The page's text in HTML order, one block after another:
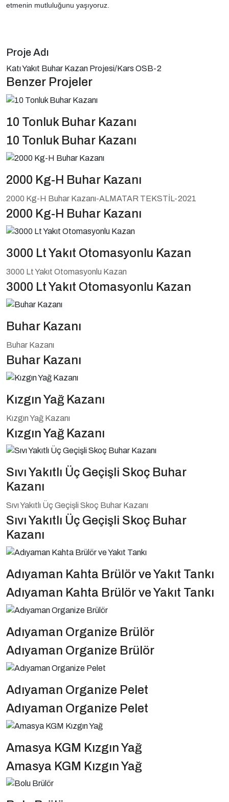
etmenin mutluluğunu yaşıyoruz.
Proje Adı
Katı Yakıt Buhar Kazan Projesi/Kars OSB-2
Benzer Projeler
10 Tonluk Buhar Kazanı
10 Tonluk Buhar Kazanı
2000 Kg-H Buhar Kazanı
2000 Kg-H Buhar Kazanı-ALMATAR TEKSTİL-2021
2000 Kg-H Buhar Kazanı
3000 Lt Yakıt Otomasyonlu Kazan
3000 Lt Yakıt Otomasyonlu Kazan
3000 Lt Yakıt Otomasyonlu Kazan
Buhar Kazanı
Buhar Kazanı
Buhar Kazanı
Kızgın Yağ Kazanı
Kızgın Yağ Kazanı
Kızgın Yağ Kazanı
Sıvı Yakıtlı Üç Geçişli Skoç Buhar
Kazanı
Sıvı Yakıtlı Üç Geçişli Skoç Buhar Kazanı
Sıvı Yakıtlı Üç Geçişli Skoç Buhar
Kazanı
Adıyaman Kahta Brülör ve Yakıt Tankı
Adıyaman Kahta Brülör ve Yakıt Tankı
Adıyaman Organize Brülör
Adıyaman Organize Brülör
Adıyaman Organize Pelet
Adıyaman Organize Pelet
Amasya KGM Kızgın Yağ
Amasya KGM Kızgın Yağ